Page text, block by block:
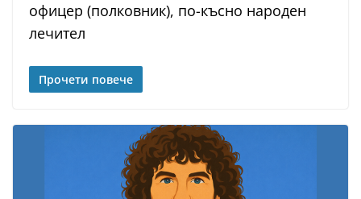
офицер (полковник), по-късно народен
лечител
Прочети повече